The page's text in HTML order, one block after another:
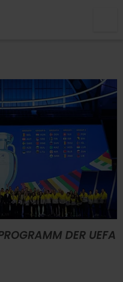
DER UEFA